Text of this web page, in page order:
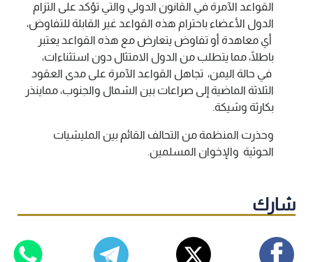
القواعد الآمرة في القانون الدولي والتي تؤكد على التزام
الدول الأعضاء باحترام هذه القواعد غير القابلة للتفاوض،
أي معاهدة أو تفاوض يتعارض مع هذه القواعد يعتبر
باطلًا، مما يتطلب من الدول الامتثال دون استثناءات،
في حالة اليمن، تجاهل القواعد الآمرة على مدى العقود
الثلاثة الماضية إلى صراعات بين الشمال والجنوب، مماينذر
بكارثة وشيكة.
وحذرت المنظمة من التحالف القائم بين المليشيات
الحوثية والإخوان المسلمين.
شارك